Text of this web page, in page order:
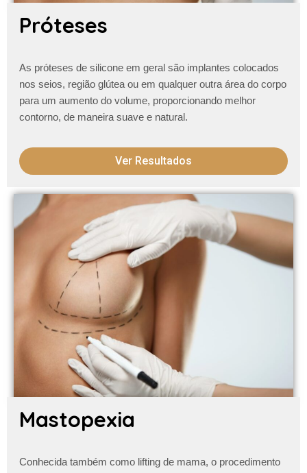
Próteses
As próteses de silicone em geral são implantes colocados
nos seios, região glútea ou em qualquer outra área do corpo
para um aumento do volume, proporcionando melhor
contorno, de maneira suave e natural.
Ver Resultados
Mastopexia
Conhecida também como lifting de mama, o procedimento